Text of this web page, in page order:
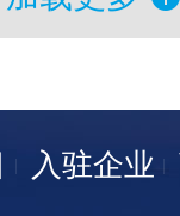
入驻企业